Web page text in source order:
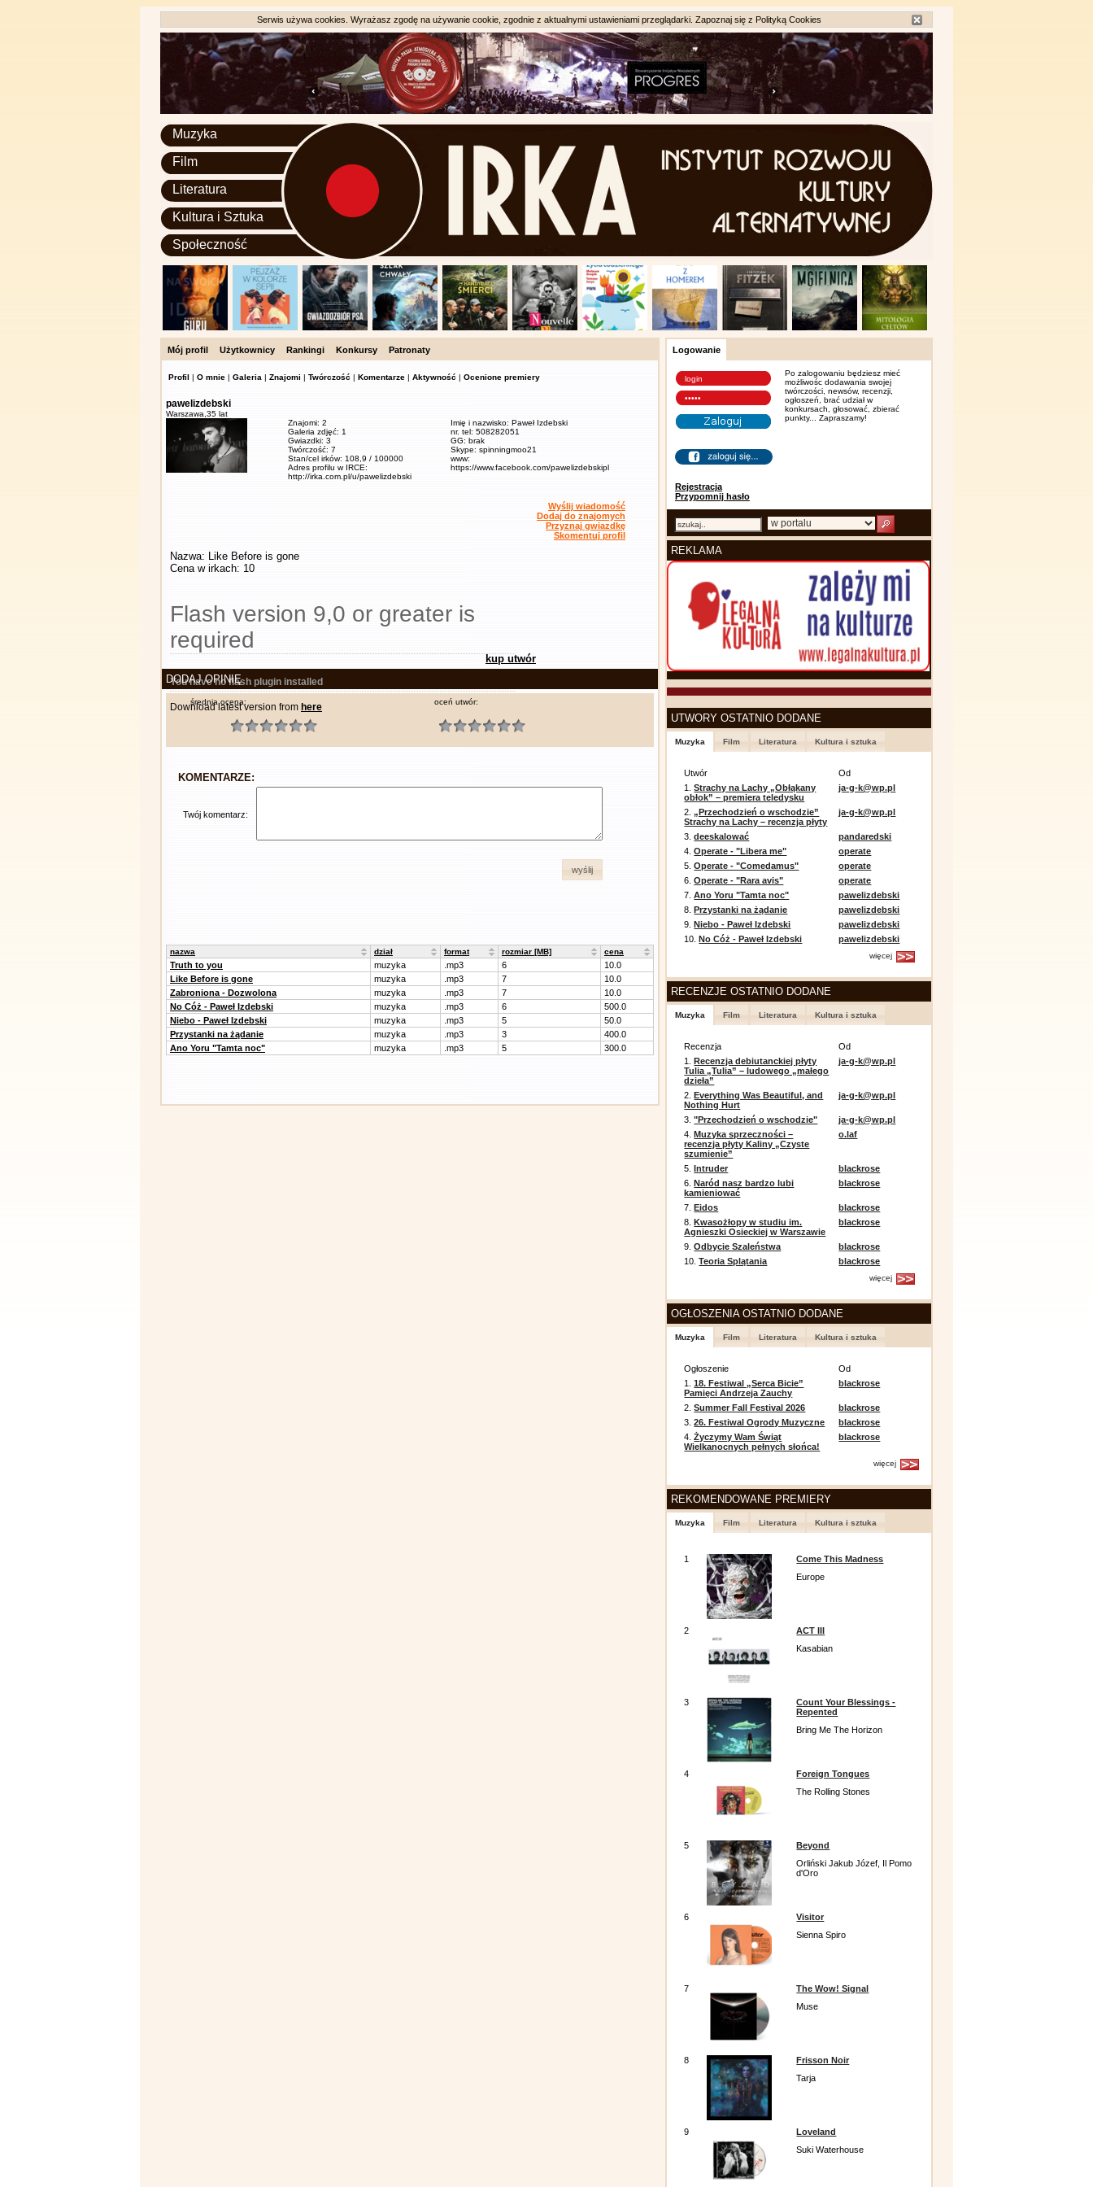
Serwis używa cookies. Wyrażasz zgodę na używanie cookie, zgodnie z aktualnymi ustawieniami przeglądarki. Zapoznaj się z Polityką Cookies
Muzyka
Film
Literatura
Kultura i Sztuka
Społeczność
Mój profil Użytkownicy Rankingi Konkursy Patronaty
Profil | O mnie | Galeria | Znajomi | Twórczość | Komentarze | Aktywność | Ocenione premiery
pawelizdebski
Warszawa, 35 lat
Znajomi: 2
Galeria zdjęć: 1
Gwiazdki: 3
Twórczość: 7
Stan/cel irków: 108,9 / 100000
Adres profilu w IRCE:
http://irka.com.pl/u/pawelizdebski
Imię i nazwisko: Paweł Izdebski
nr. tel: 508282051
GG: brak
Skype: spinningmoo21
www:
https://www.facebook.com/pawelizdebskipl
Wyślij wiadomość
Dodaj do znajomych
Przyznaj gwiazdkę
Skomentuj profil
Nazwa: Like Before is gone
Cena w irkach: 10
Flash version 9,0 or greater is
required
You have no flash plugin installed
Download latest version from here
kup utwór
DODAJ OPINIĘ
średnia ocena: oceń utwór:
KOMENTARZE:
Twój komentarz:
wyślij
nazwa dział format rozmiar [MB] cena
Truth to you muzyka .mp3 6
10.0
Like Before is gone
muzyka .mp3 7
10.0
Zabroniona - Dozwolona
muzyka .mp3 7
10.0
No Cóż - Paweł Izdebski
muzyka .mp3 6
500.0
Niebo - Paweł Izdebski
muzyka .mp3 5
50.0
Przystanki na żądanie
muzyka .mp3 3
400.0
Ano Yoru "Tamta noc"
muzyka .mp3 5 300.0
Logowanie
Rejestracja
Przypomnij hasło
Po zalogowaniu będziesz mieć
możliwośc dodawania swojej
twórczości, newsów, recenzji,
ogłoszeń, brać udział w
konkursach, głosować, zbierać
punkty... Zapraszamy!
REKLAMA
UTWORY OSTATNIO DODANE
Muzyka Film Literatura Kultura i sztuka
Utwór
Od
1.Strachy na Lachy „Obłąkany
obłok” – premiera teledysku
ja-g-k@wp.pl
2.„Przechodzień o wschodzie”
Strachy na Lachy – recenzja płyty
ja-g-k@wp.pl
3.deeskalować
pandaredski
4.Operate - "Libera me"
operate
5.Operate - "Comedamus"
operate
6.Operate - "Rara avis"
operate
7.Ano Yoru "Tamta noc"
pawelizdebski
8.Przystanki na żądanie
pawelizdebski
9.Niebo - Paweł Izdebski
pawelizdebski
10.No Cóż - Paweł Izdebski pawelizdebski
więcej
RECENZJE OSTATNIO DODANE
Muzyka Film Literatura Kultura i sztuka
Recenzja
Od
1.Recenzja debiutanckiej płyty
Tulia „Tulia” – ludowego „małego
dzieła”
ja-g-k@wp.pl
2.Everything Was Beautiful, and
Nothing Hurt
ja-g-k@wp.pl
3."Przechodzień o wschodzie"
ja-g-k@wp.pl
4.Muzyka sprzeczności –
recenzja płyty Kaliny „Czyste
szumienie”
o.laf
5.Intruder
blackrose
6.Naród nasz bardzo lubi
kamieniować
blackrose
7.Eidos
blackrose
8.Kwasożłopy w studiu im.
Agnieszki Osieckiej w Warszawie
blackrose
9.Odbycie Szaleństwa
blackrose
10.Teoria Splątania blackrose
więcej
OGŁOSZENIA OSTATNIO DODANE
Muzyka Film Literatura Kultura i sztuka
Ogłoszenie
Od
1.18. Festiwal „Serca Bicie”
Pamięci Andrzeja Zauchy
blackrose
2.Summer Fall Festival 2026
blackrose
3.26. Festiwal Ogrody Muzyczne
blackrose
4.Życzymy Wam Świąt
Wielkanocnych pełnych słońca!
blackrose
więcej
REKOMENDOWANE PREMIERY
Muzyka Film Literatura Kultura i sztuka
1
Come This Madness
Europe
2
ACT III
Kasabian
3
Count Your Blessings -
Repented
Bring Me The Horizon
4
Foreign Tongues
The Rolling Stones
5
Beyond
Orliński Jakub Józef, Il Pomo
d'Oro
6
Visitor
Sienna Spiro
7
The Wow! Signal
Muse
8
Frisson Noir
Tarja
9
Loveland
Suki Waterhouse